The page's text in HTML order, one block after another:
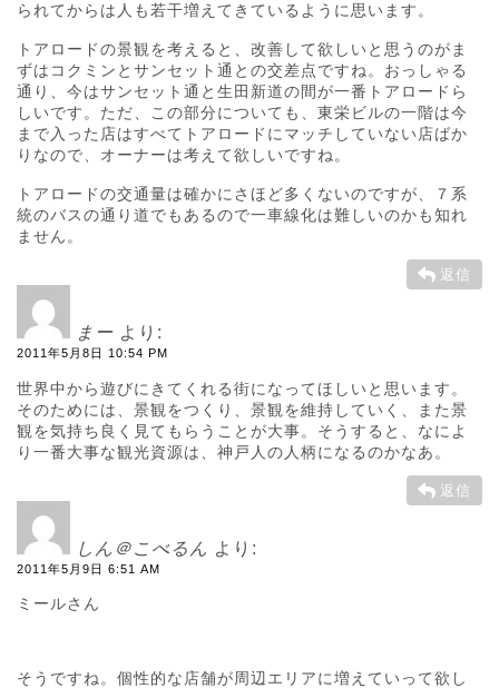
られてからは人も若干増えてきているように思います。
トアロードの景観を考えると、改善して欲しいと思うのがま
ずはコクミンとサンセット通との交差点ですね。おっしゃる
通り、今はサンセット通と生田新道の間が一番トアロードら
しいです。ただ、この部分についても、東栄ビルの一階は今
まで入った店はすべてトアロードにマッチしていない店ばか
りなので、オーナーは考えて欲しいですね。
トアロードの交通量は確かにさほど多くないのですが、７系
統のバスの通り道でもあるので一車線化は難しいのかも知れ
ません。
返信
まー より:
2011年5月8日 10:54 PM
世界中から遊びにきてくれる街になってほしいと思います。
そのためには、景観をつくり、景観を維持していく、また景
観を気持ち良く見てもらうことが大事。そうすると、なによ
り一番大事な観光資源は、神戸人の人柄になるのかなあ。
返信
しん＠こべるん より:
2011年5月9日 6:51 AM
ミールさん
そうですね。個性的な店舗が周辺エリアに増えていって欲し